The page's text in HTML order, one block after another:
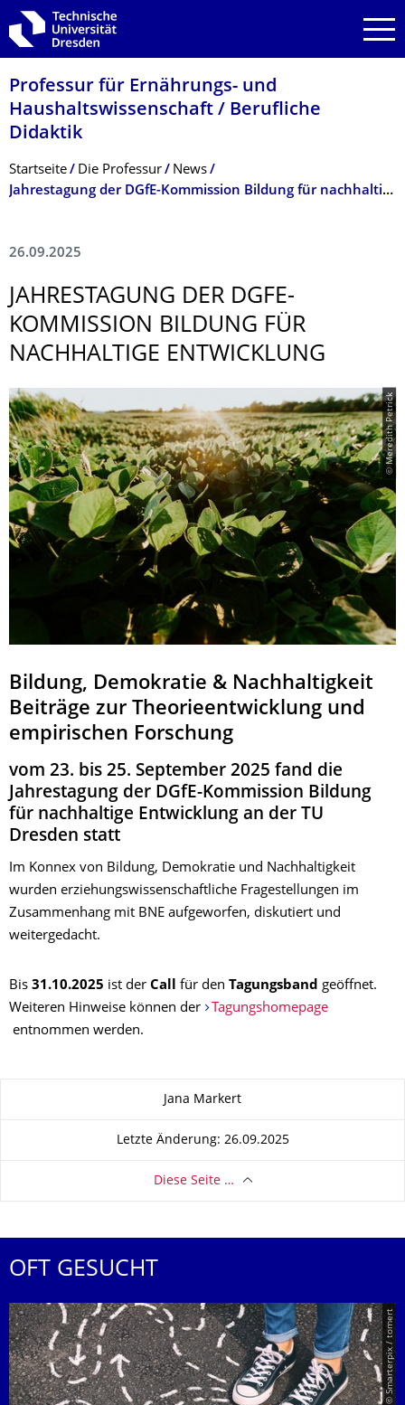
Zur Hauptnavigation springen
Zur Suche springen
Zum Inhalt springen
Professur für Ernährungs- und
Haushaltswissen­schaft / Berufliche
Didaktik
Breadcrumb-Menü
Startseite Die Professur
News
Jahrestagung der DGfE-Kommission Bildung für nachhaltige Entwicklung
26.09.2025
JAHRESTAGUNG DER DGFE-
KOMMISSION BILDUNG FÜR
NACHHALTIGE ENTWICKLUNG
© Meredith Petrick
Bildung, Demokratie & Nachhaltigkeit
Beiträge zur Theorieentwicklung und
empirischen Forschung
vom 23. bis 25. September 2025 fand die
Jahrestagung der DGfE-Kommission Bildung
für nachhaltige Entwicklung an der TU
Dresden statt
Im Konnex von Bildung, Demokratie und Nachhaltigkeit
wurden erziehungswissenschaftliche Fragestellungen im
Zusammenhang mit BNE aufgeworfen, diskutiert und
weitergedacht.
Bis 31.10.2025 ist der Call für den Tagungsband geöffnet.
Weiteren Hinweise können der
Tagungshomepage
entnommen werden.
Jana Markert
Letzte Änderung: 26.09.2025
Diese Seite …
OFT GESUCHT
© Smarterpix / tomert